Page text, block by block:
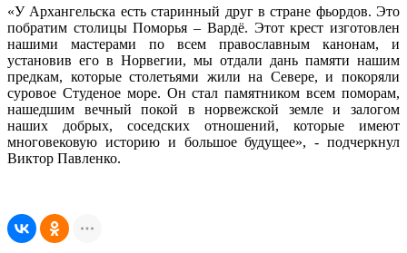
«У Архангельска есть старинный друг в стране фьордов. Это
побратим столицы Поморья – Вардё. Этот крест изготовлен
нашими мастерами по всем православным канонам, и
установив его в Норвегии, мы отдали дань памяти нашим
предкам, которые столетьями жили на Севере, и покоряли
суровое Студеное море. Он стал памятником всем поморам,
нашедшим вечный покой в норвежской земле и залогом
наших добрых, соседских отношений, которые имеют
многовековую историю и большое будущее», - подчеркнул
Виктор Павленко.